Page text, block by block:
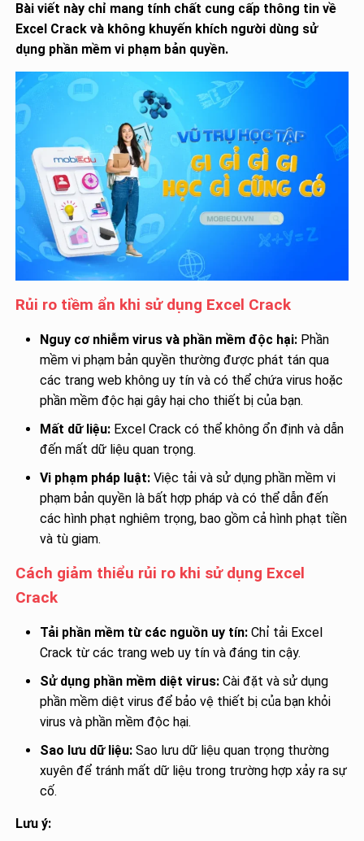
Bài viết này chỉ mang tính chất cung cấp thông tin về
Excel Crack và không khuyến khích người dùng sử
dụng phần mềm vi phạm bản quyền.
Rủi ro tiềm ẩn khi sử dụng Excel Crack
Nguy cơ nhiễm virus và phần mềm độc hại: Phần
mềm vi phạm bản quyền thường được phát tán qua
các trang web không uy tín và có thể chứa virus hoặc
phần mềm độc hại gây hại cho thiết bị của bạn.
Mất dữ liệu: Excel Crack có thể không ổn định và dẫn
đến mất dữ liệu quan trọng.
Vi phạm pháp luật: Việc tải và sử dụng phần mềm vi
phạm bản quyền là bất hợp pháp và có thể dẫn đến
các hình phạt nghiêm trọng, bao gồm cả hình phạt tiền
và tù giam.
Cách giảm thiểu rủi ro khi sử dụng Excel
Crack
Tải phần mềm từ các nguồn uy tín: Chỉ tải Excel
Crack từ các trang web uy tín và đáng tin cậy.
Sử dụng phần mềm diệt virus: Cài đặt và sử dụng
phần mềm diệt virus để bảo vệ thiết bị của bạn khỏi
virus và phần mềm độc hại.
Sao lưu dữ liệu: Sao lưu dữ liệu quan trọng thường
xuyên để tránh mất dữ liệu trong trường hợp xảy ra sự
cố.
Lưu ý: